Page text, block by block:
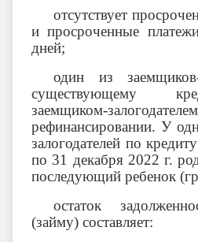
отсутствует
и просроченные
дней;
один из заемщиков-
существующему
заемщиком-
рефинансировании. У
залогодателей по
по 31 декабря 2022 г.
последующий ребенок
остаток
(займу) составляет: